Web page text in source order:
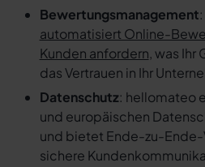
Bewertungsmanagement
automatisiert Online-
Kunden anfordern, was Ihr
das Vertrauen in Ihr
Datenschutz: hellomateo
und europäischen
und bietet Ende-zu-Ende-
sichere